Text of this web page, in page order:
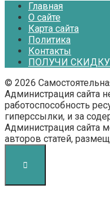
Главная
О сайте
Карта сайта
Политика
Контакты
ПОЛУЧИ СКИДКУ
© 2026
Администрация сайта
работоспособность
гиперссылки, и за
Администрация сайта
авторов статей,